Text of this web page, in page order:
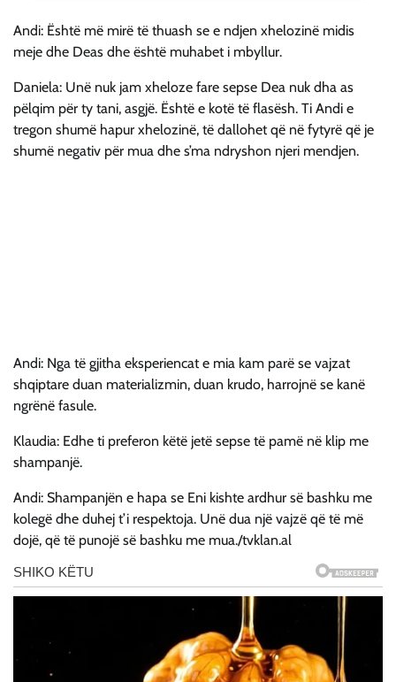
Andi: Është më mirë të thuash se e ndjen xhelozinë midis
meje dhe Deas dhe është muhabet i mbyllur.
Daniela: Unë nuk jam xheloze fare sepse Dea nuk dha as
pëlqim për ty tani, asgjë. Është e kotë të flasësh. Ti Andi e
tregon shumë hapur xhelozinë, të dallohet që në fytyrë që je
shumë negativ për mua dhe s’ma ndryshon njeri mendjen.
Andi: Nga të gjitha eksperiencat e mia kam parë se vajzat
shqiptare duan materializmin, duan krudo, harrojnë se kanë
ngrënë fasule.
Klaudia: Edhe ti preferon këtë jetë sepse të pamë në klip me
shampanjë.
Andi: Shampanjën e hapa se Eni kishte ardhur së bashku me
kolegë dhe duhej t’i respektoja. Unë dua një vajzë që të më
dojë, që të punojë së bashku me mua./tvklan.al